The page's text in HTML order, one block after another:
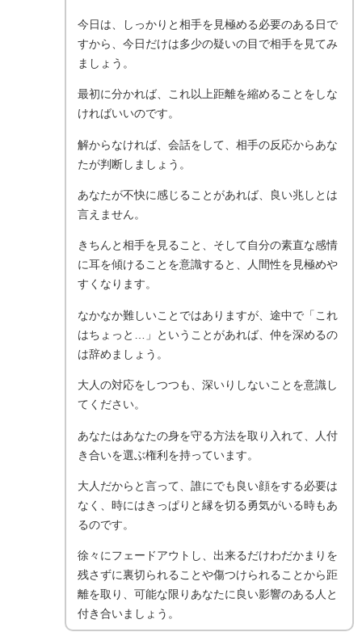
今日は、しっかりと相手を見極める必要のある日で
すから、今日だけは多少の疑いの目で相手を見てみ
ましょう。
最初に分かれば、これ以上距離を縮めることをしな
ければいいのです。
解からなければ、会話をして、相手の反応からあな
たが判断しましょう。
あなたが不快に感じることがあれば、良い兆しとは
言えません。
きちんと相手を見ること、そして自分の素直な感情
に耳を傾けることを意識すると、人間性を見極めや
すくなります。
なかなか難しいことではありますが、途中で「これ
はちょっと…」ということがあれば、仲を深めるの
は辞めましょう。
大人の対応をしつつも、深いりしないことを意識し
てください。
あなたはあなたの身を守る方法を取り入れて、人付
き合いを選ぶ権利を持っています。
大人だからと言って、誰にでも良い顔をする必要は
なく、時にはきっぱりと縁を切る勇気がいる時もあ
るのです。
徐々にフェードアウトし、出来るだけわだかまりを
残さずに裏切られることや傷つけられることから距
離を取り、可能な限りあなたに良い影響のある人と
付き合いましょう。